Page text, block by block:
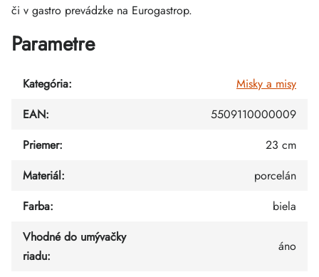
či v gastro prevádzke na Eurogastrop.
Parametre
Kategória:
Misky a misy
EAN:
5509110000009
Priemer:
23 cm
Materiál:
porcelán
Farba:
biela
Vhodné do umývačky
riadu:
áno